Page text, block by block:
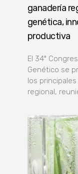
ganadería
genética,
productiva
El 34º
Genético se
los
regional,